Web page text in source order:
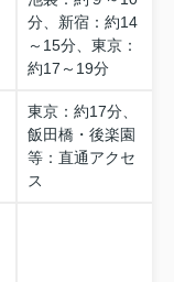
分、新宿：約14
～15分、東京：
約17～19分
東京：約17分、
飯田橋・後楽園
等：直通アクセ
ス